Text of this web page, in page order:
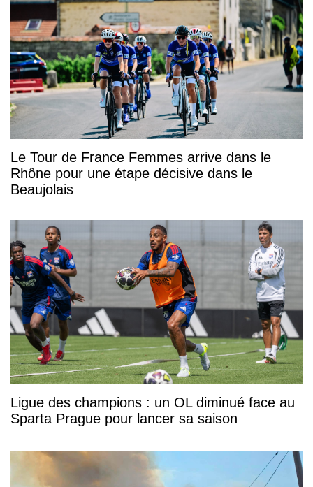
Le Tour de France Femmes arrive dans le
Rhône pour une étape décisive dans le
Beaujolais
Ligue des champions : un OL diminué face au
Sparta Prague pour lancer sa saison